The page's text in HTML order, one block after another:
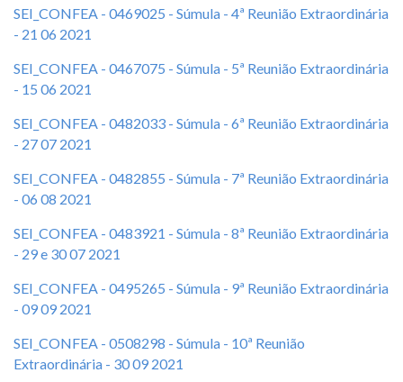
SEI_CONFEA - 0469025 - Súmula - 4ª Reunião Extraordinária
- 21 06 2021
SEI_CONFEA - 0467075 - Súmula - 5ª Reunião Extraordinária
- 15 06 2021
SEI_CONFEA - 0482033 - Súmula - 6ª Reunião Extraordinária
- 27 07 2021
SEI_CONFEA - 0482855 - Súmula - 7ª Reunião Extraordinária
- 06 08 2021
SEI_CONFEA - 0483921 - Súmula - 8ª Reunião Extraordinária
- 29 e 30 07 2021
SEI_CONFEA - 0495265 - Súmula - 9ª Reunião Extraordinária
- 09 09 2021
SEI_CONFEA - 0508298 - Súmula - 10ª Reunião
Extraordinária - 30 09 2021